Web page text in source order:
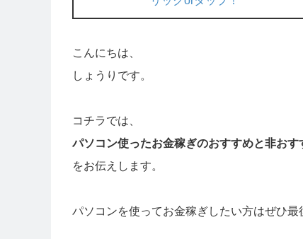
こんにちは、
しょうりです。
コチラでは、
パソコン使ったお金稼ぎのおすすめと非おす
をお伝えします。
パソコンを使ってお金稼ぎしたい方はぜひ最